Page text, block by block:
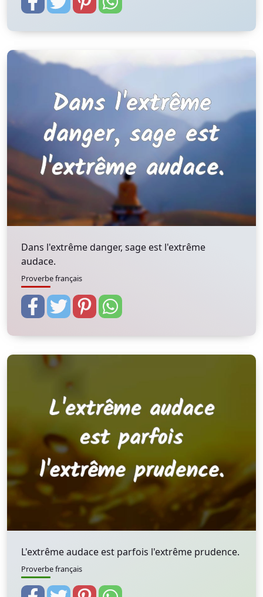
Dans l'extrême danger, sage est l'extrême
audace.
Proverbe français
L'extrême audace est parfois l'extrême prudence.
Proverbe français